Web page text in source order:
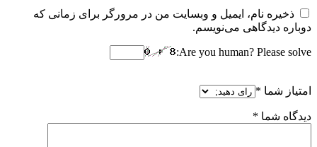
ذخیره نام، ایمیل و وبسایت من در مرورگر برای زمانی که
دوباره دیدگاهی می‌نویسم.
Are you human? Please solve:
امتیاز شما *
دیدگاه شما *